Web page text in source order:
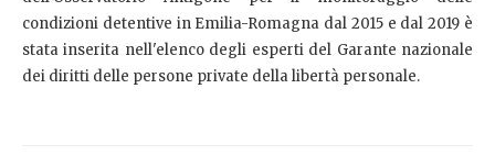
condizioni detentive in Emilia-Romagna dal 2015 e dal 2019 è
stata inserita nell'elenco degli esperti del Garante nazionale
dei diritti delle persone private della libertà personale.